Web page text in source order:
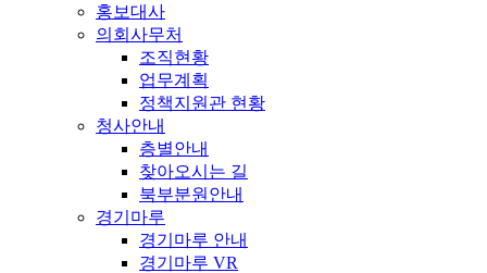
홍보대사
의회사무처
조직현황
업무계획
정책지원관 현황
청사안내
층별안내
찾아오시는 길
북부분원안내
경기마루
경기마루 안내
경기마루 VR